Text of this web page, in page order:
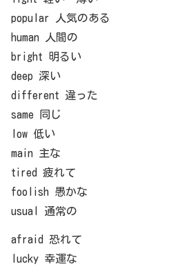
popular 人気のある
human 人間の
bright 明るい
deep 深い
different 違った
same 同じ
low 低い
main 主な
tired 疲れて
foolish 愚かな
usual 通常の
afraid 恐れて
lucky 幸運な